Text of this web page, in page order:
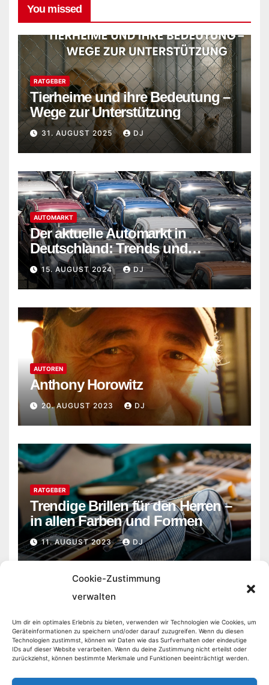
Cookie-Zustimmung
verwalten
Um dir ein optimales Erlebnis zu bieten, verwenden wir Technologien wie Cookies, um
Geräteinformationen zu speichern und/oder darauf zuzugreifen. Wenn du diesen
Technologien zustimmst, können wir Daten wie das Surfverhalten oder eindeutige
IDs auf dieser Website verarbeiten. Wenn du deine Zustimmung nicht erteilst oder
zurückziehst, können bestimmte Merkmale und Funktionen beeinträchtigt werden.
You missed
RATGEBER
Tierheime und ihre Bedeutung –
Wege zur Unterstützung
31. AUGUST 2025 DJ
AUTOMARKT
Der aktuelle Automarkt in
Deutschland: Trends und
Entwicklungen im Jahr 2024
15. AUGUST 2024 DJ
AUTOREN
Anthony Horowitz
20. AUGUST 2023 DJ
RATGEBER
Trendige Brillen für den Herren –
in allen Farben und Formen
11. AUGUST 2023 DJ
Markt Aktuell